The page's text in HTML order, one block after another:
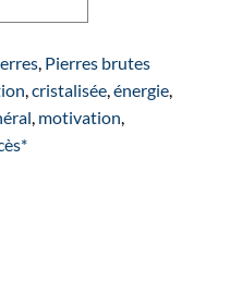
, Pierres brutes
,cristalisée,énergie,
, motivation,